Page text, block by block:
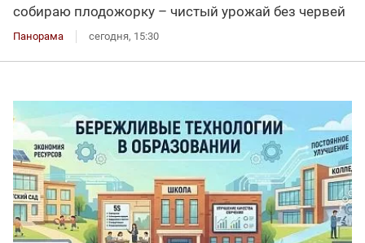
собираю плодожорку – чистый урожай без червей
Панорама сегодня, 15:30